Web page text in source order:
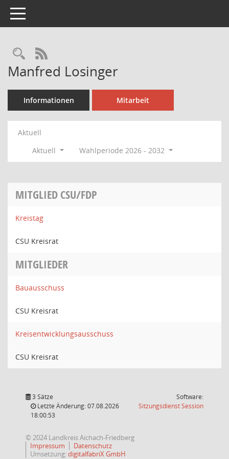
Toggle navigation
Rechercheauswahl
RSS-Feed
Manfred Losinger
Informationen Mitarbeit
Aktuell
Aktuell
Wahlperiode 2026 - 2032
MITGLIED CSU/FDP
Kreistag
CSU Kreisrat
MITGLIEDER
Bauausschuss
CSU Kreisrat
Kreisentwicklungsausschuss
CSU Kreisrat
3 Sätze
Letzte Änderung: 07.08.2026
18:00:53
Software:
SitzungsdienstSession(Wird in
© 2024 Landkreis Aichach-Friedberg
Impressum
Datenschutz
Umsetzung:digitalfabriX GmbH